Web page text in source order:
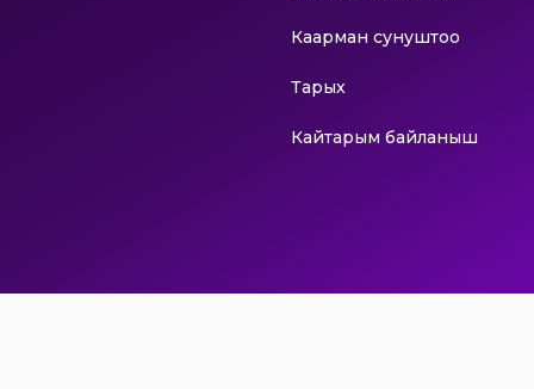
Каарман сунуштоо
Тарых
Кайтарым байланыш